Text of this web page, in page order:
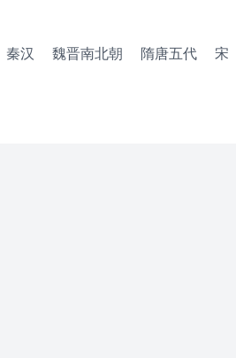
秦汉 魏晋南北朝 隋唐五代 宋